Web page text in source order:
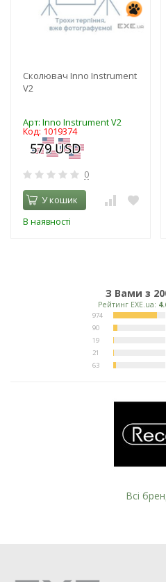
Сколювач Inno Instrument
V2
Арт: Inno Instrument V2
Код: 1019374
0
У кошик
В наявності
З Вами з
Всі